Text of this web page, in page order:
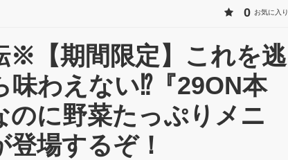
0 お気に入り
※【期間限定】これを逃
味わえない⁉︎『29ON本
のに野菜たっぷりメニ
登場するぞ！